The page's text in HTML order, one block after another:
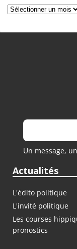
Archives
Un message,
Actualités
L'édito politique
L'invité politique
Les courses
pronostics